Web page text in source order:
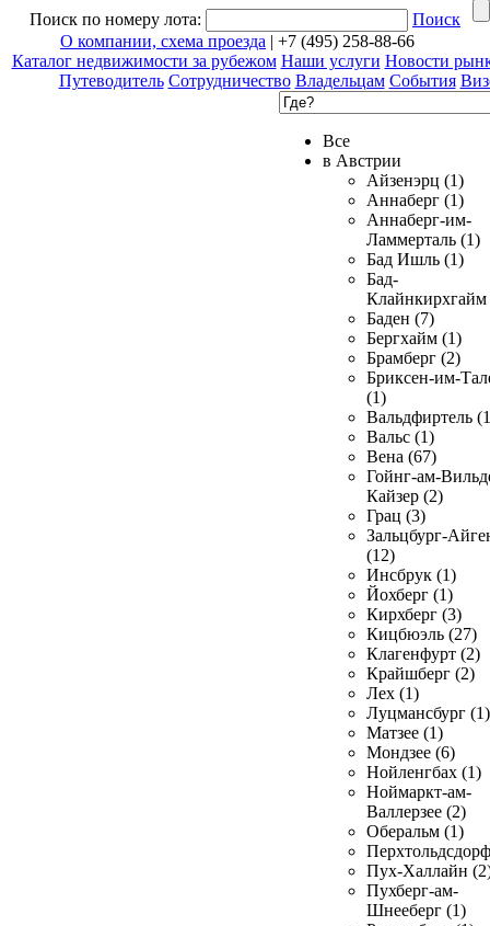
Поиск по номеру лота:
Поиск
О компании, схема проезда | +7 (495) 258-88-66
Каталог недвижимости за рубежом Наши услуги Новости
Путеводитель Сотрудничество Владельцам События
Все
в Австрии
Айзенэрц (1)
Аннаберг (1)
Аннаберг-им-
Ламмерталь (1)
Бад Ишль (1)
Бад-
Клайнкирхгайм
Баден (7)
Бергхайм (1)
Брамберг (2)
Бриксен-им-
(1)
Вальдфиртель
Вальс (1)
Вена (67)
Гойнг-ам-
Кайзер (2)
Грац (3)
Зальцбург-
(12)
Инсбрук (1)
Йохберг (1)
Кирхберг (3)
Кицбюэль (27)
Клагенфурт (2)
Крайшберг (2)
Лех (1)
Луцмансбург (1)
Матзее (1)
Мондзее (6)
Нойленгбах (1)
Ноймаркт-ам-
Валлерзее (2)
Оберальм (1)
Пух-Халлайн
Пухберг-ам-
Шнееберг (1)